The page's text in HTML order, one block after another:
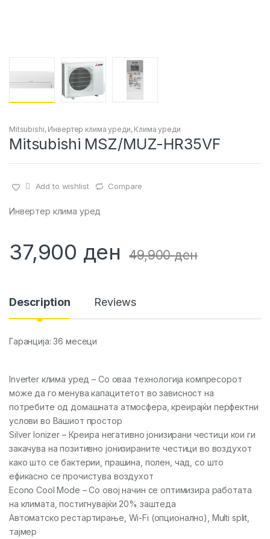
Mitsubishi, Инвертер клима уреди, Клима уреди
Mitsubishi MSZ/MUZ-HR35VF
Add to wishlist Compare
Инвертер клима уред
37,900 ден 49,900ден
Description Reviews
Гаранција: 36 месеци
Inverter клима уред – Со оваа технологија компресорот
може да го менува капацитетот во зависност на
потребите од домашната атмосфера, креирајќи перфектни
услови во Вашиот простор
Silver Ionizer – Креира негативно јонизирани честици кои ги
закачува на позитивно јонизираните честици во воздухот
како што се бактерии, прашина, полен, чад, со што
ефикасно се прочистува воздухот
Econo Cool Mode – Со овој начин се оптимизира работата
на климата, постигнувајќи 20% заштеда
Автоматско рестартирање, Wi-Fi (опционално), Multi split,
тајмер